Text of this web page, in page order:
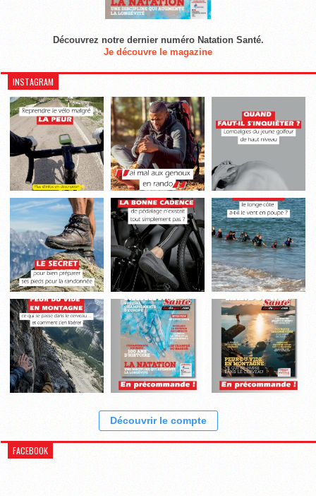
Découvrez notre dernier numéro Natation Santé.
Je découvre le magazine
INSTAGRAM
Découvrir le compte
FACEBOOK